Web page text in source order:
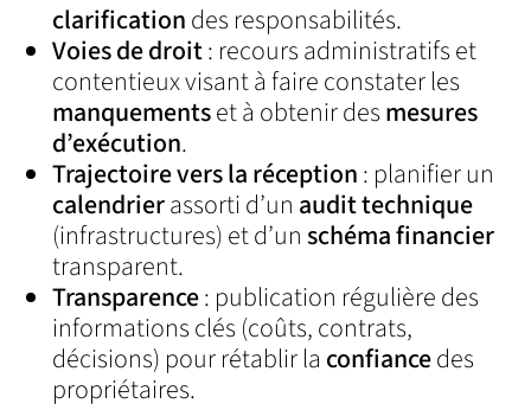
clarificationdes responsabilités.
Voies de droit: recours administratifs et
contentieux visant à faire constater les
manquementset à obtenir desmesures
d’exécution.
Trajectoire vers la réception: planifier un
calendrierassorti d’un audit technique
(infrastructures) et d’unschéma financier
transparent.
Transparence: publication régulière des
informations clés (coûts, contrats,
décisions) pour rétablir la confiancedes
propriétaires.